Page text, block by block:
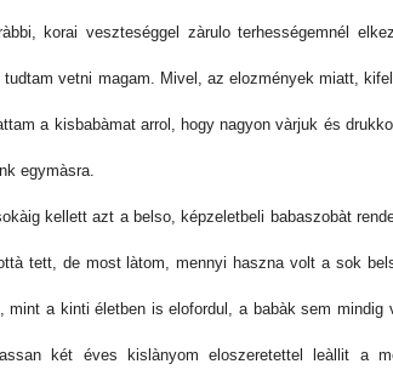
korai veszteséggel zàrulo terhességemnél
vetni magam. Mivel, az elozmények miatt,
a kisbabàmat arrol, hogy nagyon vàrjuk és
egymàsra.
kellett azt a belso, képzeletbeli babaszobàt
tett, de most làtom, mennyi haszna volt a sok
a kinti életben is elofordul, a babàk sem mindig
két éves kislànyom eloszeretettel leàllit a